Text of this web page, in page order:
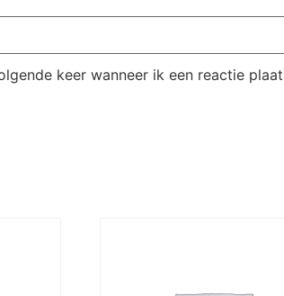
keer wanneer ik een reactie